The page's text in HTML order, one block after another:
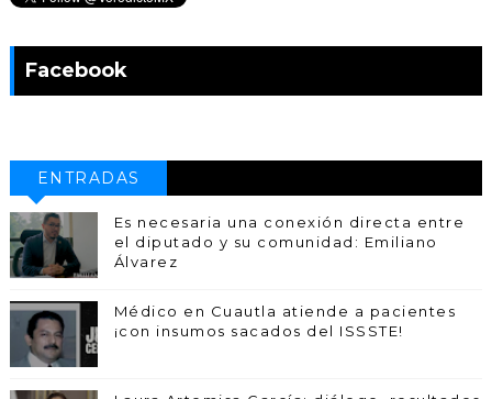
Facebook
ENTRADAS
POPULARESEs necesaria una conexión directa entre
el diputado y su comunidad: Emiliano
Álvarez
Médico en Cuautla atiende a pacientes
¡con insumos sacados del ISSSTE!